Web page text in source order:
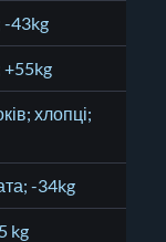
-43kg
+55kg
хлопці;
-34kg
kg